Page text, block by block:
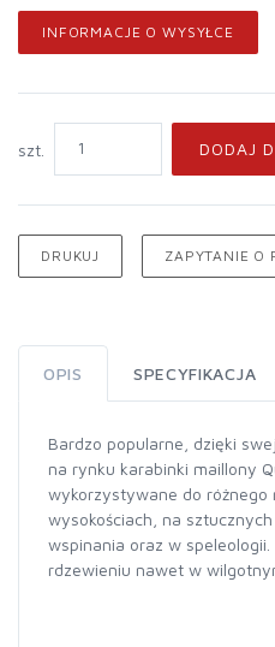
INFORMACJE O WYSYŁCE
szt. DODAJ
DRUKUJ ZAPYTANIE O
OPIS SPECYFIKACJA
Bardzo popularne, dzięki
na rynku karabinki maillony
wykorzystywane do różnego
wysokościach, na
wspinania oraz w
rdzewieniu nawet w